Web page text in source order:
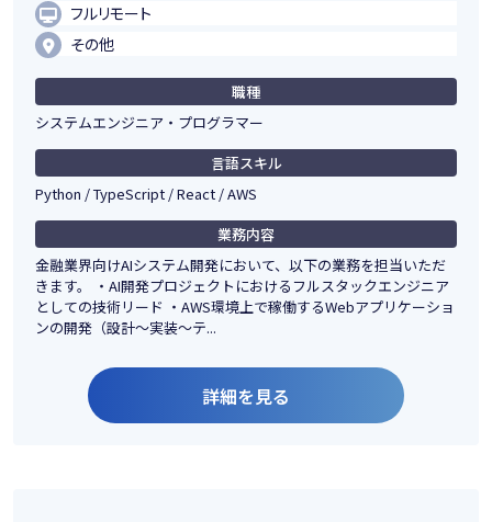
フルリモート
その他
職種
システムエンジニア・プログラマー
言語スキル
Python / TypeScript / React / AWS
業務内容
金融業界向けAIシステム開発において、以下の業務を担当いただ
きます。 ・AI開発プロジェクトにおけるフルスタックエンジニア
としての技術リード ・AWS環境上で稼働するWebアプリケーショ
ンの開発（設計～実装～テ...
詳細を見る